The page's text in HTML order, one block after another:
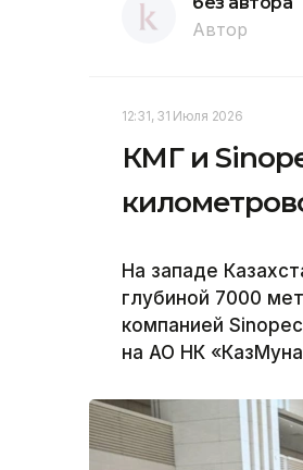
Автор
12:31, 31 Июля 2026
КМГ и
На западе
глубиной 7000
компанией
на АО НК